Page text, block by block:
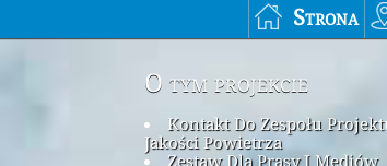
Strona
O tym projekcie
Kontakt Do Zespołu
Jakości Powietrza
Zestaw Dla Prasy I Mediów